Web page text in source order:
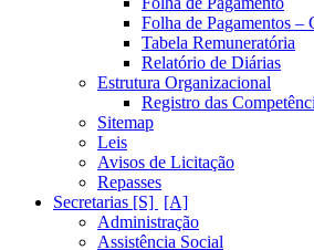
Folha de Pagamentos –
Tabela Remuneratória
Relatório de Diárias
Estrutura Organizacional
Registro das
Sitemap
Leis
Avisos de Licitação
Repasses
Secretarias [S]
Administração
Assistência Social